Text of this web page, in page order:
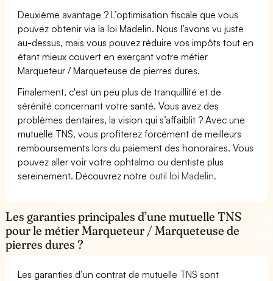
Deuxième avantage ? L’optimisation fiscale que vous
pouvez obtenir via la loi Madelin. Nous l’avons vu juste
au-dessus, mais vous pouvez réduire vos impôts tout en
étant mieux couvert en exerçant votre métier
Marqueteur / Marqueteuse de pierres dures.
Finalement, c'est un peu plus de tranquillité et de
sérénité concernant votre santé. Vous avez des
problèmes dentaires, la vision qui s’affaiblit ? Avec une
mutuelle TNS, vous profiterez forcément de meilleurs
remboursements lors du paiement des honoraires. Vous
pouvez aller voir votre ophtalmo ou dentiste plus
sereinement. Découvrez notre outil loi Madelin.
Les garanties principales d’une mutuelle TNS
pour le métier Marqueteur / Marqueteuse de
pierres dures ?
Les garanties d’un contrat de mutuelle TNS sont